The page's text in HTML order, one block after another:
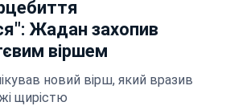
Жадан захопив
віршем
новий вірш, який вразив
щирістю